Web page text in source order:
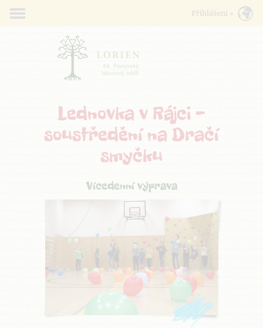
Lednovka v Rájci -
soustředění na Dračí
smyčku
Vícedenní výprava